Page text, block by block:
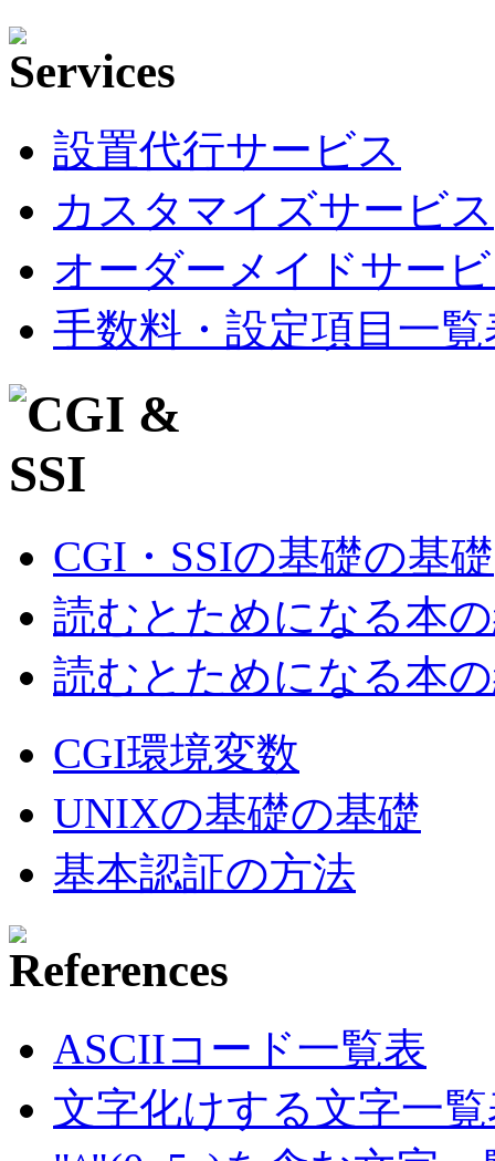
設置代行サービス
カスタマイズサービス
オーダーメイドサー
手数料・設定項目一覧
CGI・SSIの基礎の基礎
読むとためになる本
読むとためになる本
CGI環境変数
UNIXの基礎の基礎
基本認証の方法
ASCIIコード一覧表
文字化けする文字一